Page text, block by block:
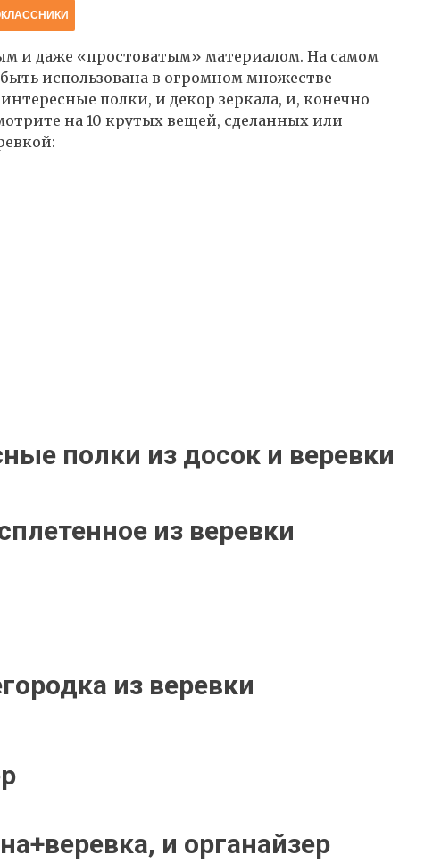
и даже «простоватым» материалом. На самом
использована в огромном множестве
полки, и декор зеркала, и, конечно
на 10 крутых вещей, сделанных или
полки из досок и веревки
из веревки
из веревки
и органайзер